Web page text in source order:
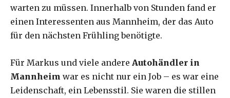
warten zu müssen. Innerhalb von Stunden fand er
einen Interessenten aus Mannheim, der das Auto
für den nächsten Frühling benötigte.
Für Markus und viele andere Autohändler in
Mannheim war es nicht nur ein Job – es war eine
Leidenschaft, ein Lebensstil. Sie waren die stillen